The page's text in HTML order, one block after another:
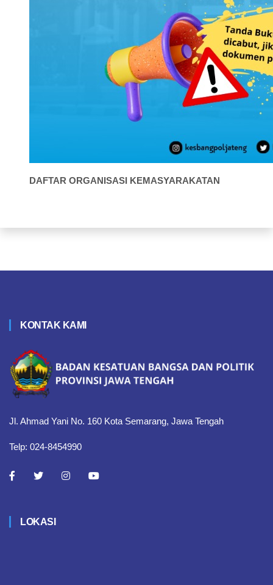
DAFTAR ORGANISASI KEMASYARAKATAN
KONTAK KAMI
Jl. Ahmad Yani No. 160 Kota Semarang, Jawa Tengah
Telp: 024-8454990
LOKASI